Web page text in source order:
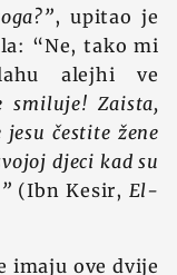
, upitao je
“Ne, tako mi
alejhi ve
smiluje! Zaista,
čestite žene
djeci kad su
(Ibn Kesir, El-
imaju ove dvije